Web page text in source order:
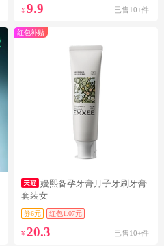
¥9.9 已售10+件
红包补贴
嫚熙备孕牙膏月子牙刷牙膏
套装女
券6元 红包1.07元
¥20.3 已售10+件